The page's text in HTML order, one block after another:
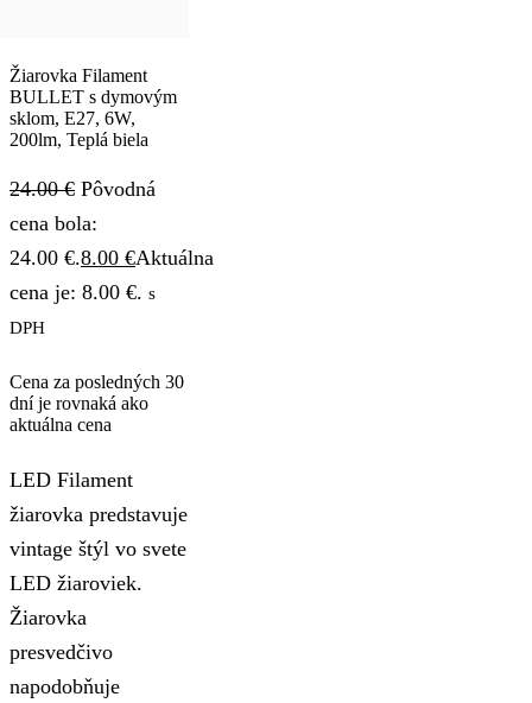
Žiarovka Filament
BULLET s dymovým
sklom, E27, 6W,
200lm, Teplá biela
24.00€ Pôvodná
cena bola:
24.00 €.8.00 €Aktuálna
cena je: 8.00 €. s
DPH
Cena za posledných 30
dní je rovnaká ako
aktuálna cena
LED Filament
žiarovka predstavuje
vintage štýl vo svete
LED žiaroviek.
Žiarovka
presvedčivo
napodobňuje